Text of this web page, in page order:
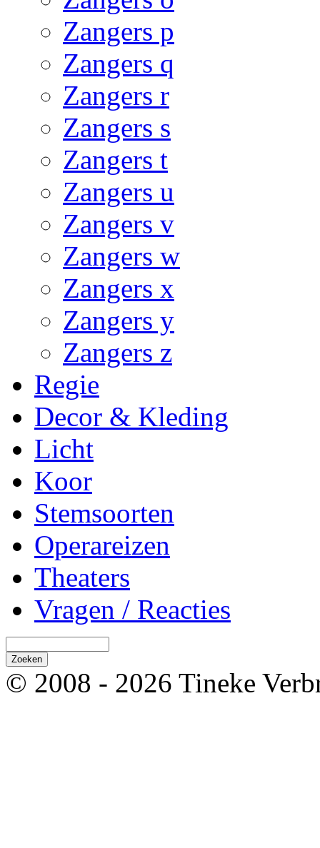
Zangers p
Zangers q
Zangers r
Zangers s
Zangers t
Zangers u
Zangers v
Zangers w
Zangers x
Zangers y
Zangers z
Regie
Decor & Kleding
Licht
Koor
Stemsoorten
Operareizen
Theaters
Vragen / Reacties
© 2008 - 2026 Tineke